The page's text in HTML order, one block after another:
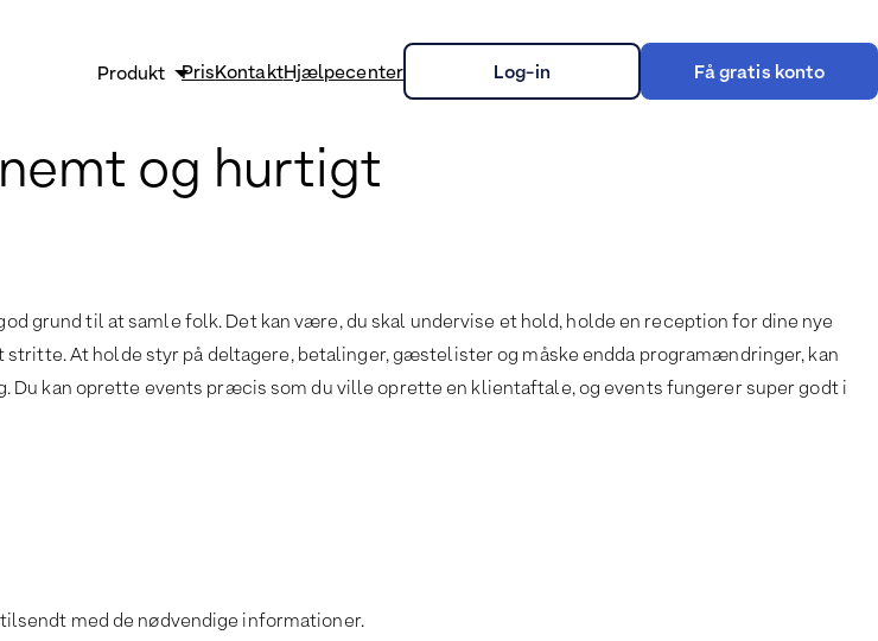
Produkt
Strømlin og vækst
PrisKontaktHjælpecenter Log-in Få gratis konto
og hurtigt
grund til at samle folk. Det kan være, du skal undervise et hold, holde en reception for dine nye
At holde styr på deltagere, betalinger, gæstelister og måske endda programændringer, kan
Du kan oprette events præcis som du ville oprette en klientaftale, og events fungerer super godt i
med de nødvendige informationer.